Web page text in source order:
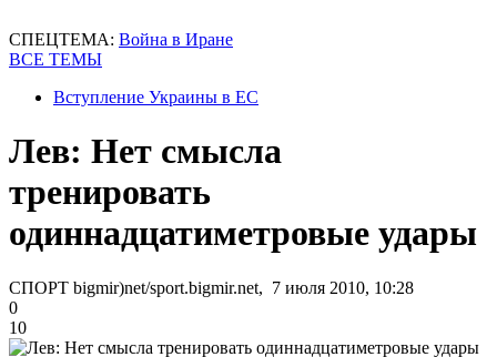
СПЕЦТЕМА: Война в Иране
ВСЕ ТЕМЫ
Вступление Украины в ЕС
Лев: Нет смысла
тренировать
одиннадцатиметровые удары
СПОРТ bigmir)net/sport.bigmir.net, 7 июля 2010, 10:28
0
10